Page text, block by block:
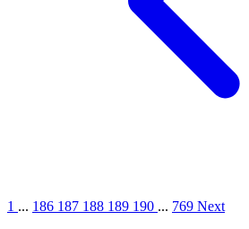
1 ... 186 187 188 189 190 ... 769 Next